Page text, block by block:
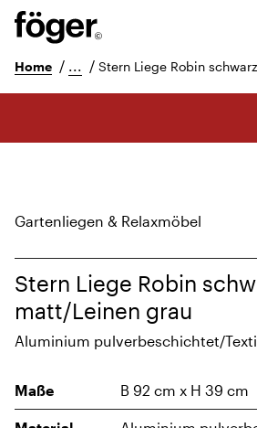
Home / ... / Stern Liege Robin
Gartenliegen & Relaxmöbel
Stern Liege Robin
matt/Leinen grau
Aluminium pulverbeschichtet/
Maße B 92 cm x H 39 cm